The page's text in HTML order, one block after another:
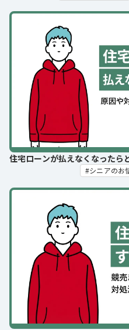
住宅ローンが払えなくなったら
シニアのお